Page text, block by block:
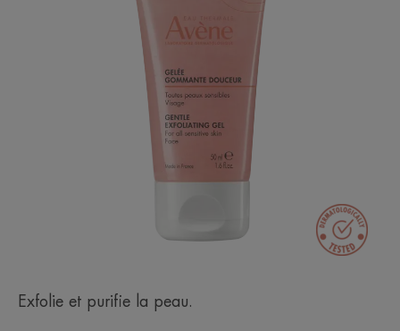
Exfolie et purifie la peau.